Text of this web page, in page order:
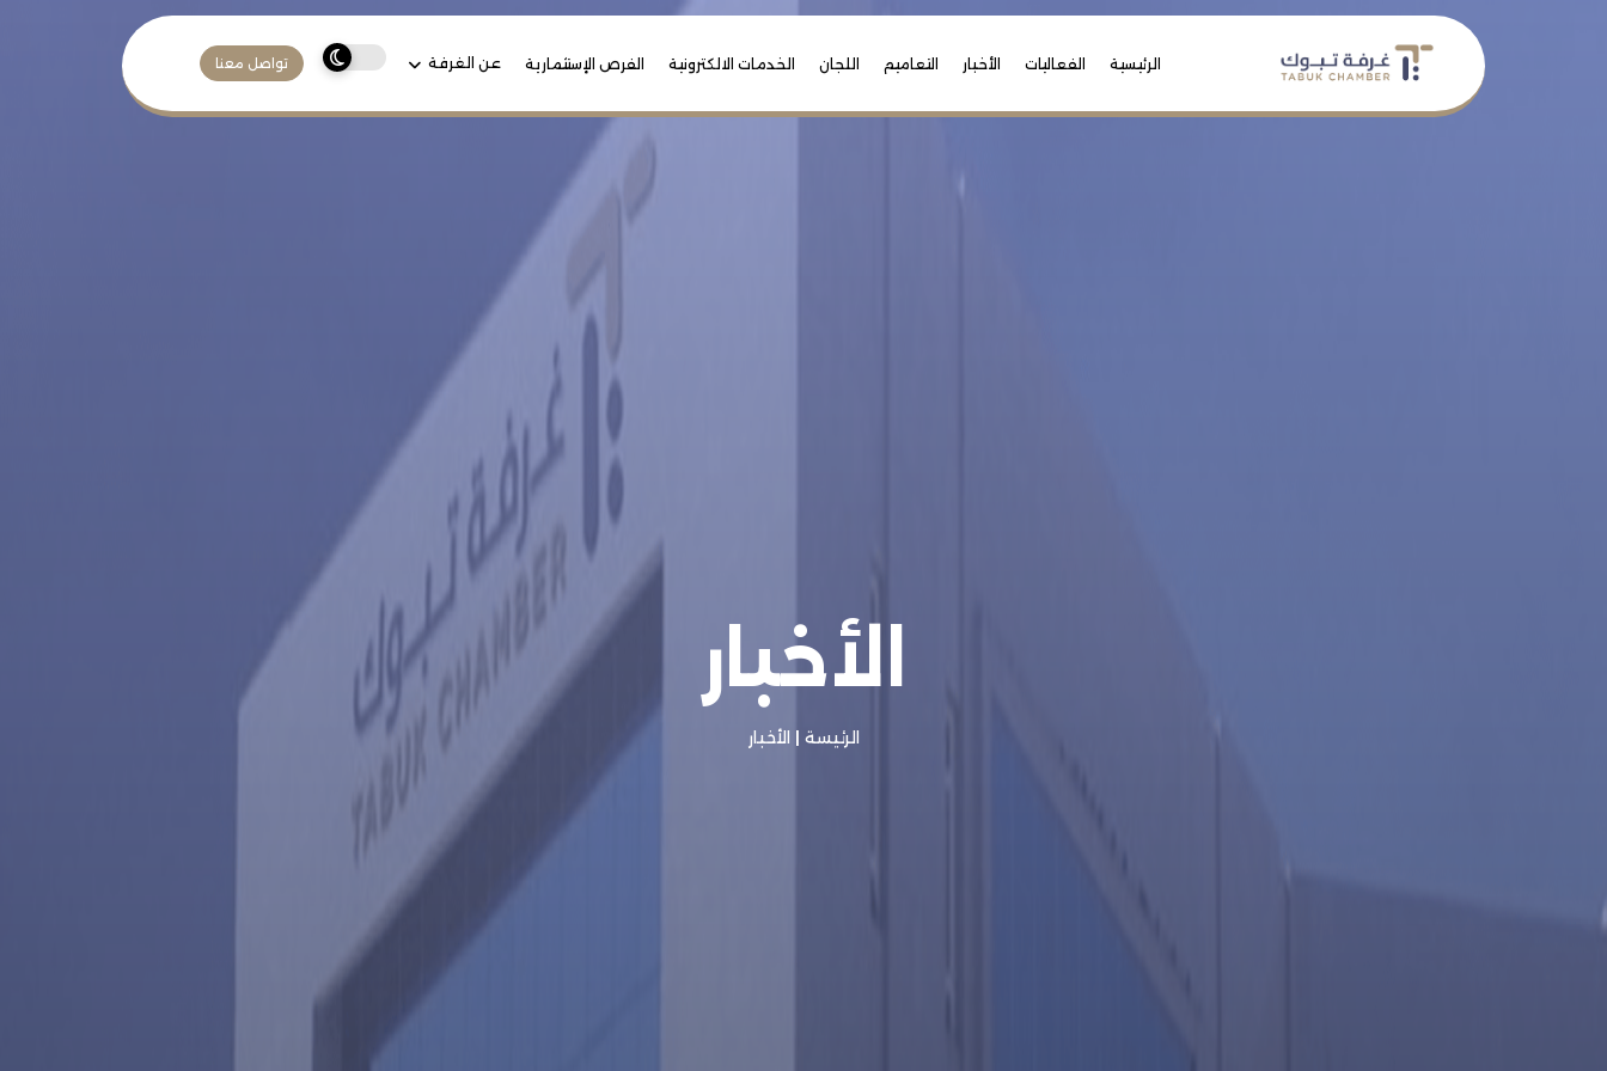
الرئيسية الفعاليات الأخبار التعاميم اللجان الخدمات الالكترونية الفرص الإستثمارية عن الغرفة تواصل معنا
الأخبار
الرئيسة | الأخبار